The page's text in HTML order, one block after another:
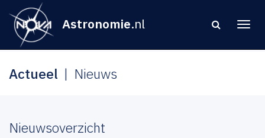
Astronomie.nl
Actueel Nieuws
Nieuwsoverzicht